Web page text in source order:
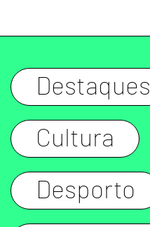
Destaques
Cultura
Desporto